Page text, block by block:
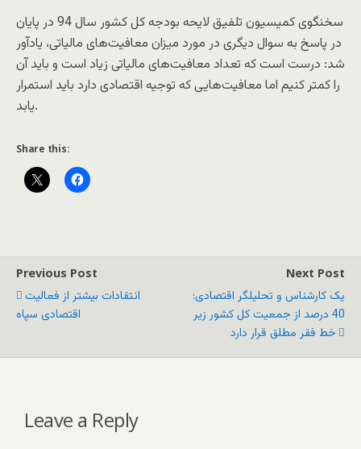
سخنگوی کمیسیون تلفیق لایحه بودجه کل کشور سال 94 در پایان
در پاسخ به سوال دیگری در مورد میزان معافیت‌های مالیاتی، یادآور
شد: درست است که تعداد معافیت‌های مالیاتی زیاد است و باید آن
را کمتر کنیم اما معافیت‌هایی که توجیه اقتصادی دارد باید استمرار
یابد.
Share this:
Previous Post
انتقادات بيشتر از فعالیت
اقتصادی سپاه
Next Post
يک کارشناس و تحلیلگر اقتصادی:
40 درصد از جمعیت کل کشور زیر
خط فقر مطلق قرار دارد
Leave a Reply